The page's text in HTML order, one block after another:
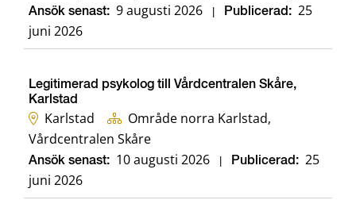
Ansök senast: 9 augusti 2026 Publicerad: 25
juni 2026
Legitimerad psykolog till Vårdcentralen Skåre,
Karlstad
Karlstad
Område norra Karlstad,
Vårdcentralen Skåre
Ansök senast: 10 augusti 2026 Publicerad: 25
juni 2026